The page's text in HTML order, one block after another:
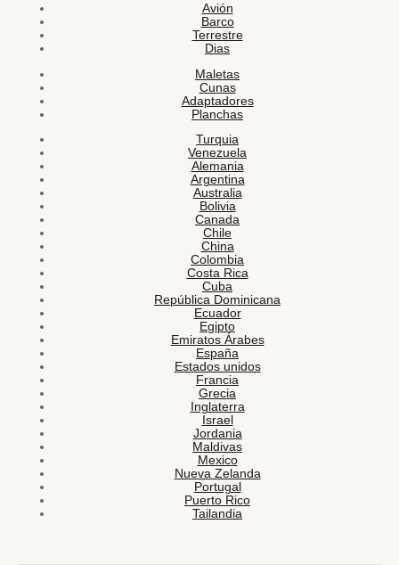
Avión
Barco
Terrestre
Dias
Maletas
Cunas
Adaptadores
Planchas
Turquia
Venezuela
Alemania
Argentina
Australia
Bolivia
Canada
Chile
China
Colombia
Costa Rica
Cuba
República Dominicana
Ecuador
Egipto
Emiratos Árabes
España
Estados unidos
Francia
Grecia
Inglaterra
Israel
Jordania
Maldivas
Mexico
Nueva Zelanda
Portugal
Puerto Rico
Tailandia